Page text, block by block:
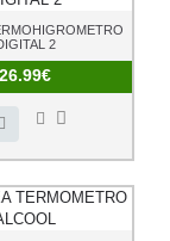
2
26.99€